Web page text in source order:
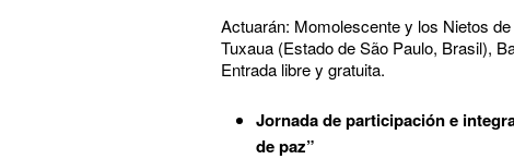
Actuarán: Momolescente y los Nietos
Tuxaua (Estado de São Paulo, Brasil),
Entrada libre y gratuita.
Jornada de participación e
de paz”